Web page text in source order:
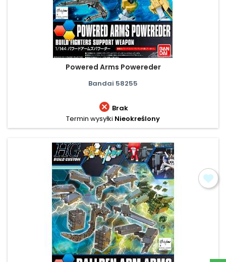
Powered Arms Powereder
Bandai 58255
 Brak
Termin wysyłki Nieokreślony